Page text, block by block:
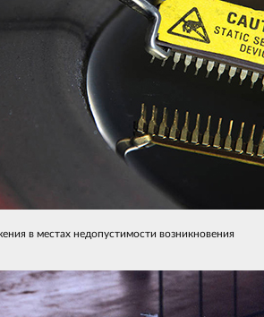
в местах недопустимости возникновения